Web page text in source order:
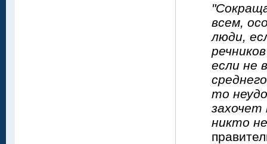
всем,
люди,
если не
то
захочет
никто